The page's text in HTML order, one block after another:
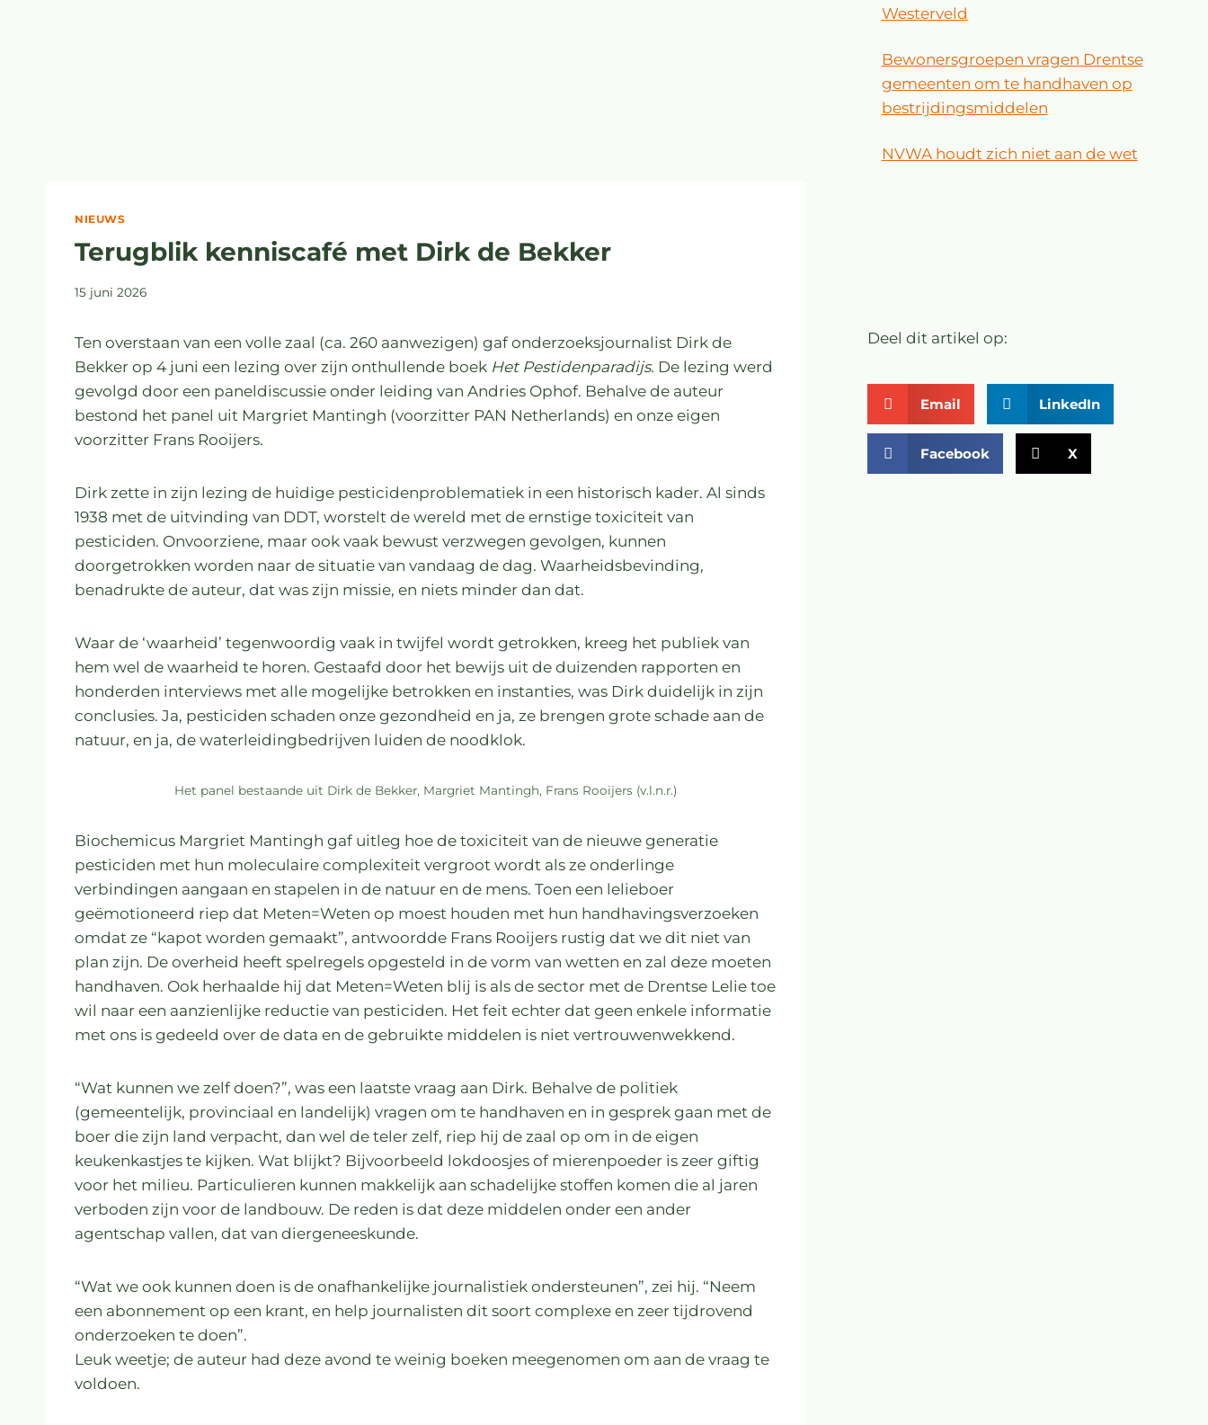
NIEUWS
Terugblik kenniscafé met Dirk de Bekker
15 juni 2026
Ten overstaan van een volle zaal (ca. 260 aanwezigen) gaf onderzoeksjournalist Dirk de
Bekker op 4 juni een lezing over zijn onthullende boek Het Pestidenparadijs. De lezing werd
gevolgd door een paneldiscussie onder leiding van Andries Ophof. Behalve de auteur
bestond het panel uit Margriet Mantingh (voorzitter PAN Netherlands) en onze eigen
voorzitter Frans Rooijers.
Dirk zette in zijn lezing de huidige pesticidenproblematiek in een historisch kader. Al sinds
1938 met de uitvinding van DDT, worstelt de wereld met de ernstige toxiciteit van
pesticiden. Onvoorziene, maar ook vaak bewust verzwegen gevolgen, kunnen
doorgetrokken worden naar de situatie van vandaag de dag. Waarheidsbevinding,
benadrukte de auteur, dat was zijn missie, en niets minder dan dat.
Waar de ‘waarheid’ tegenwoordig vaak in twijfel wordt getrokken, kreeg het publiek van
hem wel de waarheid te horen. Gestaafd door het bewijs uit de duizenden rapporten en
honderden interviews met alle mogelijke betrokken en instanties, was Dirk duidelijk in zijn
conclusies. Ja, pesticiden schaden onze gezondheid en ja, ze brengen grote schade aan de
natuur, en ja, de waterleidingbedrijven luiden de noodklok.
Het panel bestaande uit Dirk de Bekker, Margriet Mantingh, Frans Rooijers (v.l.n.r.)
Biochemicus Margriet Mantingh gaf uitleg hoe de toxiciteit van de nieuwe generatie
pesticiden met hun moleculaire complexiteit vergroot wordt als ze onderlinge
verbindingen aangaan en stapelen in de natuur en de mens. Toen een lelieboer
geëmotioneerd riep dat Meten=Weten op moest houden met hun handhavingsverzoeken
omdat ze “kapot worden gemaakt”, antwoordde Frans Rooijers rustig dat we dit niet van
plan zijn. De overheid heeft spelregels opgesteld in de vorm van wetten en zal deze moeten
handhaven. Ook herhaalde hij dat Meten=Weten blij is als de sector met de Drentse Lelie toe
wil naar een aanzienlijke reductie van pesticiden. Het feit echter dat geen enkele informatie
met ons is gedeeld over de data en de gebruikte middelen is niet vertrouwenwekkend.
“Wat kunnen we zelf doen?”, was een laatste vraag aan Dirk. Behalve de politiek
(gemeentelijk, provinciaal en landelijk) vragen om te handhaven en in gesprek gaan met de
boer die zijn land verpacht, dan wel de teler zelf, riep hij de zaal op om in de eigen
keukenkastjes te kijken. Wat blijkt? Bijvoorbeeld lokdoosjes of mierenpoeder is zeer giftig
voor het milieu. Particulieren kunnen makkelijk aan schadelijke stoffen komen die al jaren
verboden zijn voor de landbouw. De reden is dat deze middelen onder een ander
agentschap vallen, dat van diergeneeskunde.
“Wat we ook kunnen doen is de onafhankelijke journalistiek ondersteunen”, zei hij. “Neem
een abonnement op een krant, en help journalisten dit soort complexe en zeer tijdrovend
onderzoeken te doen”.
Leuk weetje; de auteur had deze avond te weinig boeken meegenomen om aan de vraag te
voldoen.
Westerveld
Bewonersgroepen vragen Drentse
gemeenten om te handhaven op
bestrijdingsmiddelen
NVWA houdt zich niet aan de wet
Deel dit artikel op:
Email LinkedIn
Facebook X